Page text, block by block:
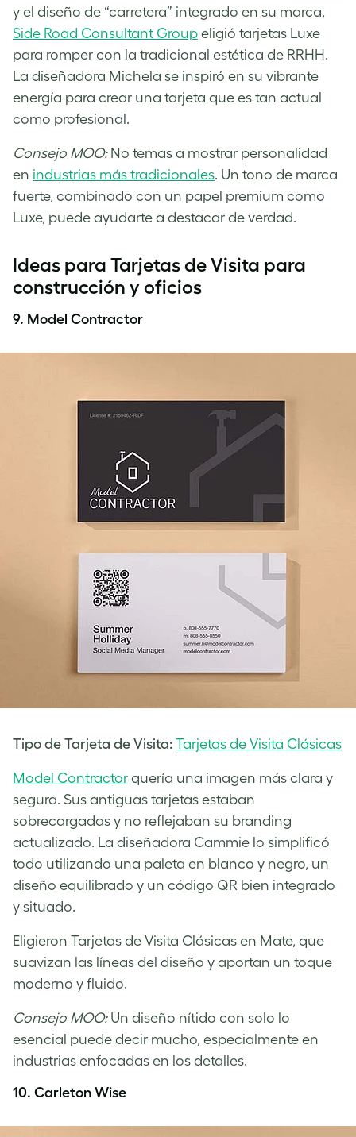
y el diseño de “carretera” integrado en su marca,
Side Road Consultant Group eligió tarjetas Luxe
para romper con la tradicional estética de RRHH.
La diseñadora Michela se inspiró en su vibrante
energía para crear una tarjeta que es tan actual
como profesional.
Consejo MOO:No temas a mostrar personalidad
en industrias más tradicionales. Un tono de marca
fuerte, combinado con un papel premium como
Luxe, puede ayudarte a destacar de verdad.
Ideas para Tarjetas de Visita para
construcción y oficios
9. Model Contractor
Tipo de Tarjeta de Visita: Tarjetas de Visita Clásicas
Model Contractor quería una imagen más clara y
segura. Sus antiguas tarjetas estaban
sobrecargadas y no reflejaban su branding
actualizado. La diseñadora Cammie lo simplificó
todo utilizando una paleta en blanco y negro, un
diseño equilibrado y un código QR bien integrado
y situado.
Eligieron Tarjetas de Visita Clásicas en Mate, que
suavizan las líneas del diseño y aportan un toque
moderno y fluido.
Consejo MOO:Un diseño nítido con solo lo
esencial puede decir mucho, especialmente en
industrias enfocadas en los detalles.
10. Carleton Wise